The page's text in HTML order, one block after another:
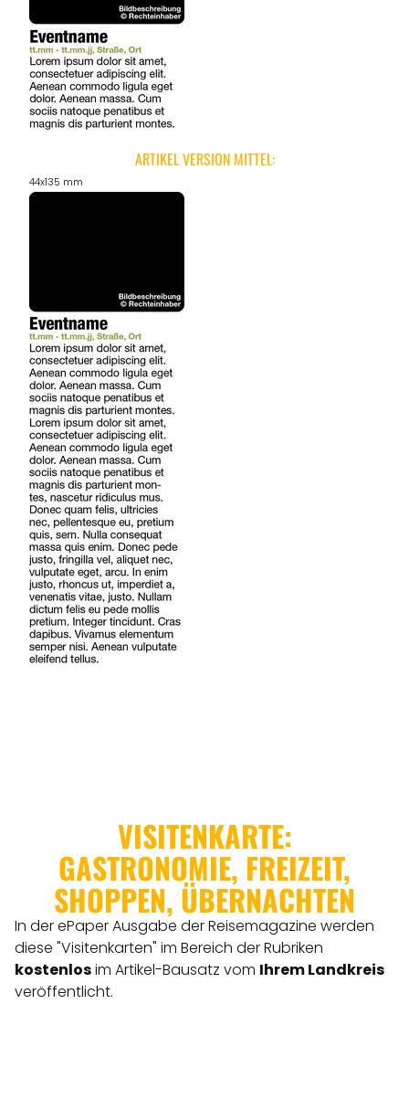
ARTIKEL VERSION MITTEL:
44x135 mm
VISITENKARTE:
GASTRONOMIE, FREIZEIT,
SHOPPEN, ÜBERNACHTEN
In der ePaper Ausgabe der Reisemagazine werden
diese "Visitenkarten" im Bereich der Rubriken
kostenlosim Artikel-Bausatz vom Ihrem Landkreis
veröffentlicht.